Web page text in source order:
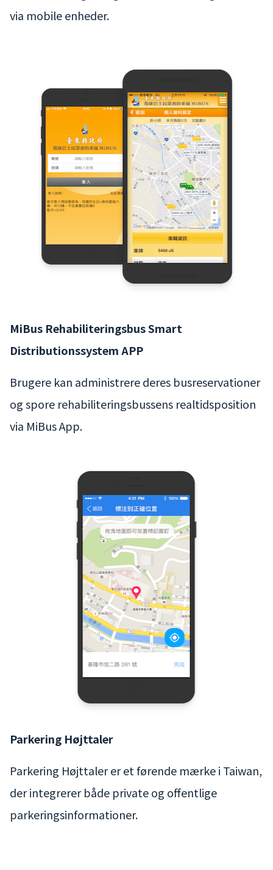
via mobile enheder.
MiBus Rehabiliteringsbus Smart
Distributionssystem APP
Brugere kan administrere deres busreservationer
og spore rehabiliteringsbussens realtidsposition
via MiBus App.
Parkering Højttaler
Parkering Højttaler er et førende mærke i Taiwan,
der integrerer både private og offentlige
parkeringsinformationer.